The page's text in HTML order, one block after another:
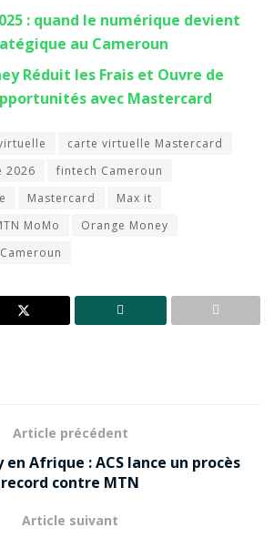
: quand le numérique devient
au Cameroun
Réduit les Frais et Ouvre de
avec Mastercard
carte virtuelle Mastercard
2026
fintech Cameroun
Mastercard
Max it
MoMo
Orange Money
Article précédent
Afrique : ACS lance un procès
record contre MTN
Article suivant